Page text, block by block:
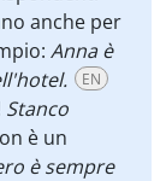
anche per
Anna è
EN
Stanco
è un
è sempre